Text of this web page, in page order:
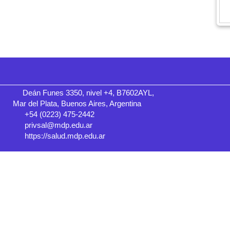
Deán Funes 3350, nivel +4, B7602AYL,
Mar del Plata, Buenos Aires, Argentina
+54 (0223) 475-2442
privsal@mdp.edu.ar
https://salud.mdp.edu.ar